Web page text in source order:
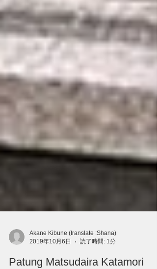
Akane Kibune (translate :Shana)
2019年10月6日
読了時間: 1分